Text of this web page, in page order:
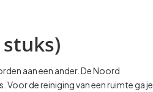
aan een ander. De Noord
Voor de reiniging van een ruimte ga je